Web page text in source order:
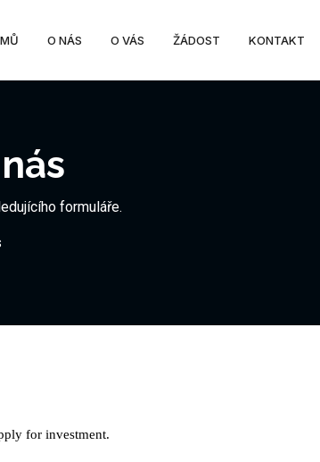
O NÁS O VÁS ŽÁDOST KONTAKT
formuláře.